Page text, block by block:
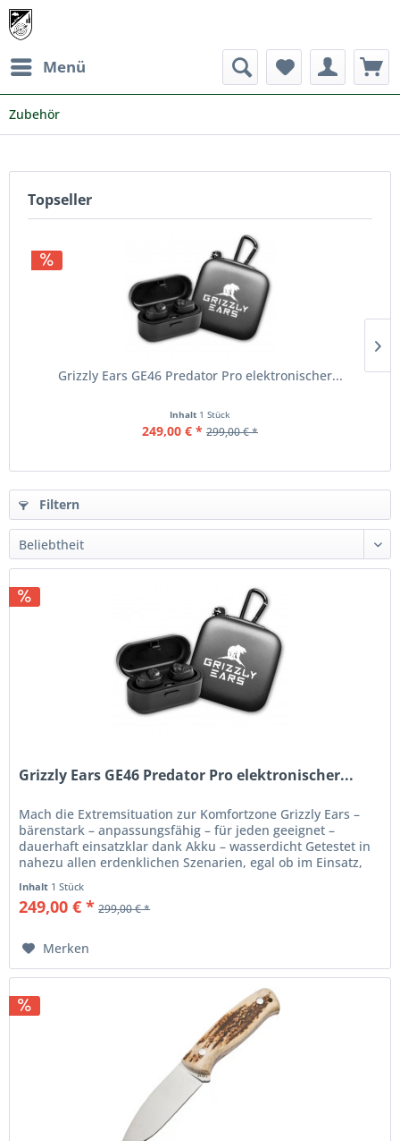
Menü
Zubehör
Topseller
Grizzly Ears GE46 Predator Pro elektronischer...
Inhalt 1 Stück
249,00 € * 299,00 € *
Filtern
Grizzly Ears GE46 Predator Pro elektronischer...
Mach die Extremsituation zur Komfortzone Grizzly Ears –
bärenstark – anpassungsfähig – für jeden geeignet –
dauerhaft einsatzklar dank Akku – wasserdicht Getestet in
nahezu allen erdenklichen Szenarien, egal ob im Einsatz,
Inhalt 1 Stück
249,00 € * 299,00 € *
Merken